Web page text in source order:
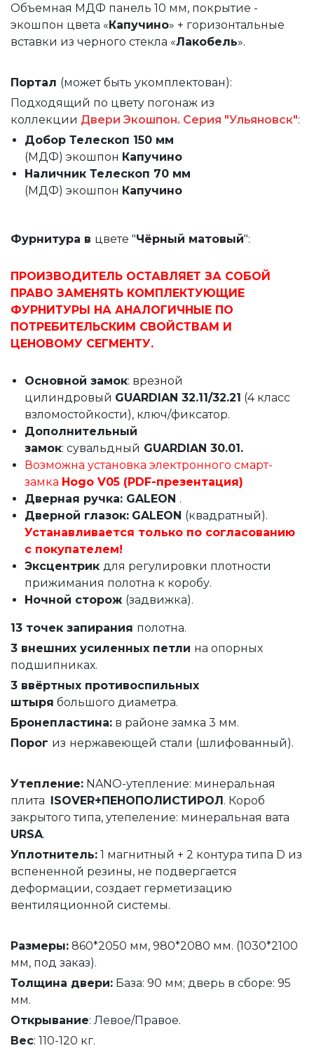
Объемная МДФ панель 10 мм, покрытие -
экошпон цвета «Капучино» + горизонтальные
вставки из черного стекла «Лакобель».
Портал (может быть укомплектован):
Подходящий по цвету погонаж из
коллекции Двери Экошпон. Серия "Ульяновск":
Добор Телескоп 150 мм
(МДФ) экошпон Капучино
Наличник Телескоп 70 мм
(МДФ) экошпон Капучино
Фурнитура в цвете "Чёрный матовый":
ПРОИЗВОДИТЕЛЬ ОСТАВЛЯЕТ ЗА СОБОЙ
ПРАВО ЗАМЕНЯТЬ КОМПЛЕКТУЮЩИЕ
ФУРНИТУРЫ НА АНАЛОГИЧНЫЕ ПО
ПОТРЕБИТЕЛЬСКИМ СВОЙСТВАМ И
ЦЕНОВОМУ СЕГМЕНТУ.
Основной замок: врезной
цилиндровый GUARDIAN 32.11/32.21 (4 класс
взломостойкости), ключ/фиксатор.
Дополнительный
замок: сувальдный GUARDIAN 30.01.
Возможна установка электронного смарт-
замка Hogo V05 (PDF-презентация)
Дверная ручка: GALEON .
Дверной глазок: GALEON (квадратный).
Устанавливается только по согласованию
с покупателем!
Эксцентрик для регулировки плотности
прижимания полотна к коробу.
Ночной сторож (задвижка).
13 точек запирания полотна.
3 внешних усиленных петли на опорных
подшипниках.
3 ввёртных противоспильных
штыря большого диаметра.
Бронепластина: в районе замка 3 мм.
Порог из нержавеющей стали (шлифованный).
Утепление: NANO-утепление: минеральная
плита ISOVER+ПЕНОПОЛИСТИРОЛ. Короб
закрытого типа, утепеление: минеральная вата
URSA.
Уплотнитель: 1 магнитный + 2 контура типа D из
вспененной резины, не подвергается
деформации, создает герметизацию
вентиляционной системы.
Размеры: 860*2050 мм, 980*2080 мм. (1030*2100
мм, под заказ).
Толщина двери: База: 90 мм; дверь в сборе: 95
мм.
Открывание: Левое/Правое.
Вес: 110-120 кг.